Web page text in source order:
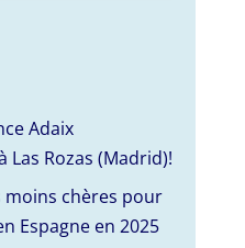
Adaix
Las Rozas (Madrid)!
moins chères pour
Espagne en 2025